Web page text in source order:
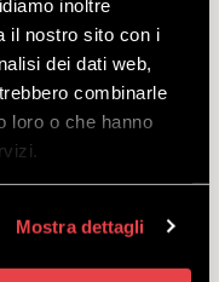
inoltre
il nostro sito con i
dei dati web,
combinarle
loro o che hanno
Mostra dettagli
YEPI CON